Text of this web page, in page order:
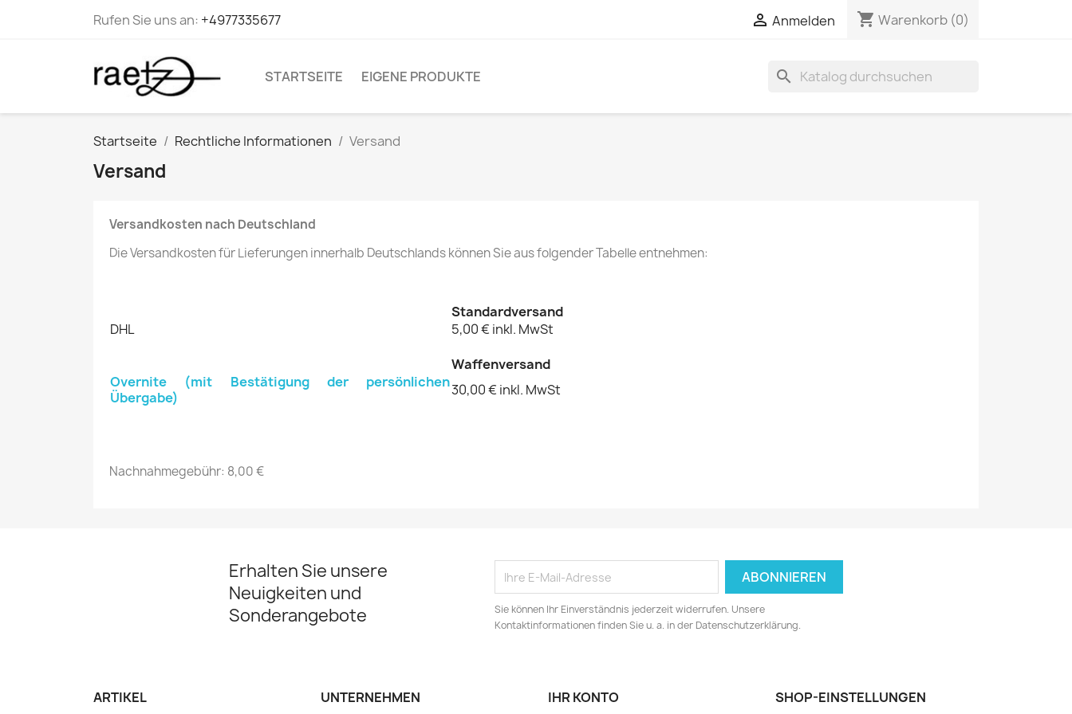
Rufen Sie uns an: +4977335677  Anmelden shopping_cart Warenkorb (0)
STARTSEITE EIGENE PRODUKTE search
Startseite Rechtliche Informationen Versand
Versand
Versandkosten nach Deutschland
Die Versandkosten für Lieferungen innerhalb Deutschlands können Sie aus folgender Tabelle entnehmen:
Standardversand
DHL
5,00 € inkl. MwSt
Waffenversand
Overnite (mit Bestätigung der persönlichen
Übergabe)
30,00 € inkl. MwSt
Nachnahmegebühr: 8,00 €
Erhalten Sie unsere
Neuigkeiten und
Sonderangebote
Sie können Ihr Einverständnis jederzeit widerrufen. Unsere
Kontaktinformationen finden Sie u. a. in der Datenschutzerklärung.
ARTIKEL UNTERNEHMEN IHR KONTO SHOP-EINSTELLUNGEN